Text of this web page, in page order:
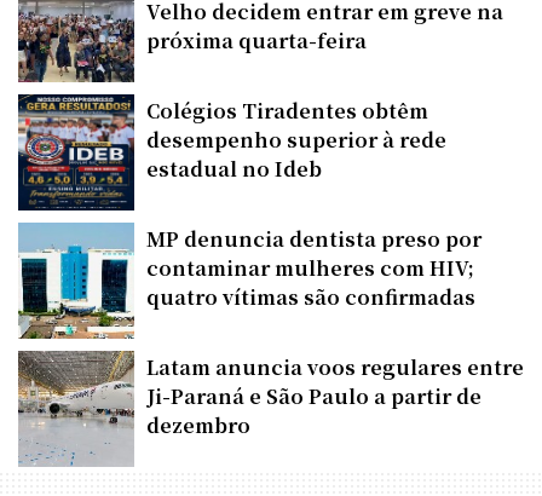
Velho decidem entrar em greve na
próxima quarta-feira
Colégios Tiradentes obtêm
desempenho superior à rede
estadual no Ideb
MP denuncia dentista preso por
contaminar mulheres com HIV;
quatro vítimas são confirmadas
Latam anuncia voos regulares entre
Ji-Paraná e São Paulo a partir de
dezembro